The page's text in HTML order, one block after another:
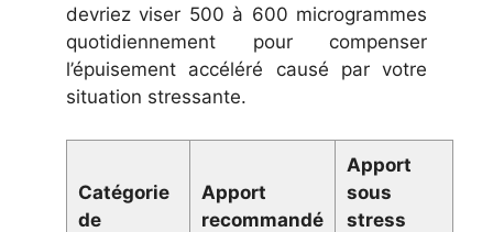
devriez viser 500 à 600 microgrammes
quotidiennement pour compenser
l’épuisement accéléré causé par votre
situation stressante.
Catégorie
de
Apport
recommandé
Apport
sous
stress